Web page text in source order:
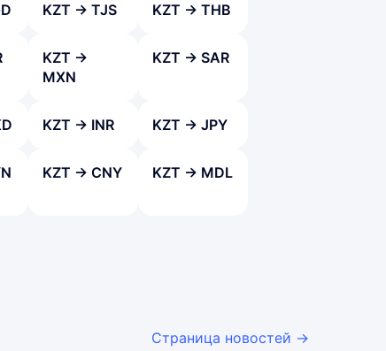
KZT → TJS KZT → THB
KZT →
MXN
KZT → SAR
KZT → INR KZT → JPY
KZT → CNY KZT → MDL
Страница новостей →